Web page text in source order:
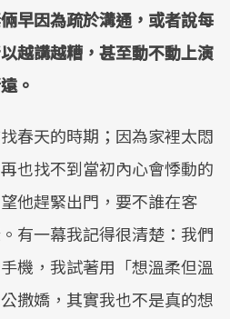
早因為疏於溝通，或者說每
越講越糟，甚至動不動上演
。
春天的時期；因為家裡太悶
也找不到當初內心會悸動的
他趕緊出門，要不誰在客
有一幕我記得很清楚：我們
機，我試著用「想溫柔但溫
撒嬌，其實我也不是真的想